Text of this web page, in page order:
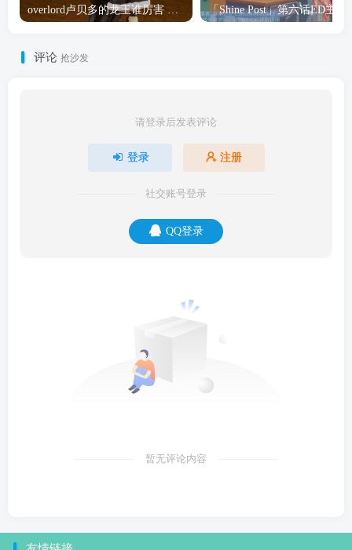
评论 抢沙发
请登录后发表评论
登录 注册
社交账号登录
QQ登录
暂无评论内容